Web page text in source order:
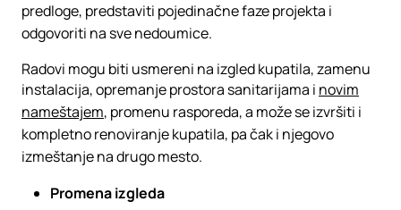
predloge, predstaviti pojedinačne faze projekta i
odgovoriti na sve nedoumice.
Radovi mogu biti usmereni na izgled kupatila, zamenu
instalacija, opremanje prostora sanitarijama i novim
nameštajem, promenu rasporeda, a može se izvršiti i
kompletno renoviranje kupatila, pa čak i njegovo
izmeštanje na drugo mesto.
Promena izgleda